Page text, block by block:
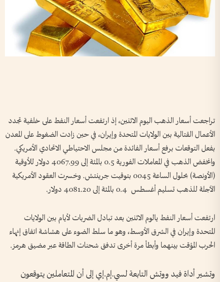
تراجعت أسعار الذهب اليوم ​الاثنين، إذ ارتفعت أسعار النفط على خلفية ‌تجدد
الأعمال ​القتالية بين الولايات المتحدة وإيران، في حين زادت الضغوط على المعدن
بفعل التوقعات برفع أسعار الفائدة من مجلس الاحتياطي الاتحادي الأمريكي.
وانخفض الذهب في المعاملات الفورية 0.5 بالمئة إلى 4067.99 دولار للأوقية
(الأونصة) ⁠بحلول الساعة 0045 بتوقيت جرينتش. وخسرت العقود الأمريكية
الآجلة للذهب تسليم أغسطس 0.4 بالمئة إلى 4081.20 دولار.
ارتفعت أسعار النفط يالوم الاثنين بعد تبادل ​الضربات ⁠لأيام ⁠بين الولايات
المتحدة وإيران في الشرق الأوسط، وهو ما سلط الضوء على هشاشة اتفاق إنهاء
الحرب ⁠المؤقت بينهما وأبطأ مرة أخرى تدفق شحنات الطاقة عبر مضيق هرمز.
وتشير أداة فيد ووتش التابعة لسي.إم.إي إلى أن المتعاملين يتوقعون